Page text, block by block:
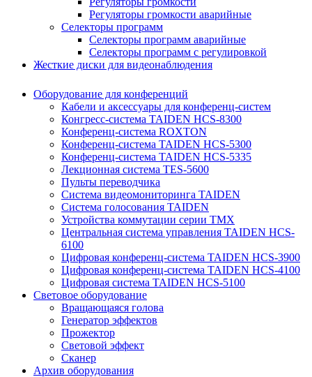
Регуляторы громкости аварийные
Селекторы программ
Селекторы программ аварийные
Селекторы программ с регулировкой
Жесткие диски для видеонаблюдения
Оборудование для конференций
Кабели и аксессуары для конференц-систем
Конгресс-система TAIDEN HCS-8300
Конференц-система ROXTON
Конференц-система TAIDEN HCS-5300
Конференц-система TAIDEN HCS-5335
Лекционная система TES-5600
Пульты переводчика
Система видеомониторинга TAIDEN
Система голосования TAIDEN
Устройства коммутации серии TMX
Центральная система управления TAIDEN HCS-
6100
Цифровая конференц-система TAIDEN HCS-3900
Цифровая конференц-система TAIDEN HCS-4100
Цифровая система TAIDEN HCS-5100
Световое оборудование
Вращающаяся голова
Генератор эффектов
Прожектор
Световой эффект
Сканер
Архив оборудования